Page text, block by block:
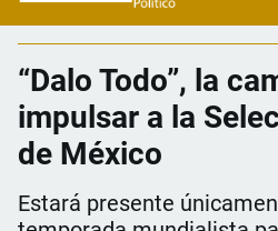
“Dalo Todo”, la
impulsar a la
de México
Estará presente